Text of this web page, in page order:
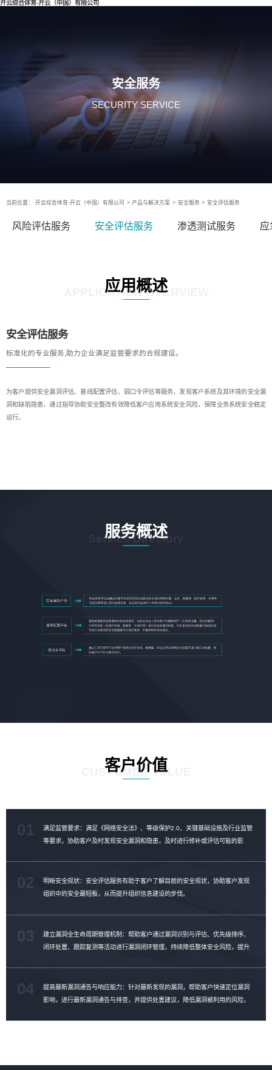
开云综合体育-开云（中国）有限公司
安全服务
SECURITY SERVICE
当前位置： 开云综合体育-开云（中国）有限公司 > 产品与解决方案 > 安全服务 > 安全评估服务
风险评估服务 安全评估服务 渗透测试服务 应
应用概述
APPLICATION OVERVIEW
安全评估服务
标准化的专业服务,助力企业满足监管要求的合规建设。
为客户提供安全漏洞评估、基线配置评估、弱口令评估等服务，发现客户系统及其环境的安全漏
洞和缺陷隐患，通过指导协助安全整改有效降低客户应用系统安全风险，保障业务系统安全稳定
运行。
服务概述
Service Directory
客户价值
CUSTOMER VALUE
满足监管要求：满足《网络安全法》、等级保护2.0、关键基础设施及行业监管
等要求，协助客户及时发现安全漏洞和隐患，及时进行修补或评估可能的影
明晰安全现状：安全评估服务有助于客户了解目前的安全现状，协助客户发现
组织中的安全最短板，从而提升组织信息建设的步伐。
02
建立漏洞全生命周期管理机制：帮助客户通过漏洞识别与评估、优先级排序、
闭环处置、跟踪复测等活动进行漏洞闭环管理，持续降低整体安全风险，提升
提高最新漏洞通告与响应能力：针对最新发现的漏洞，帮助客户快速定位漏洞
影响，进行最新漏洞通告与排查，并提供处置建议，降低漏洞被利用的风险，
04